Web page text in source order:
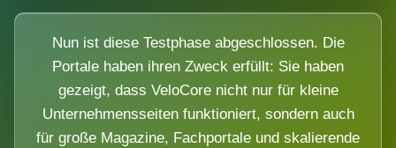
Nun ist diese Testphase abgeschlossen. Die
Portale haben ihren Zweck erfüllt: Sie haben
gezeigt, dass VeloCore nicht nur für kleine
Unternehmensseiten funktioniert, sondern auch
für große Magazine, Fachportale und skalierende